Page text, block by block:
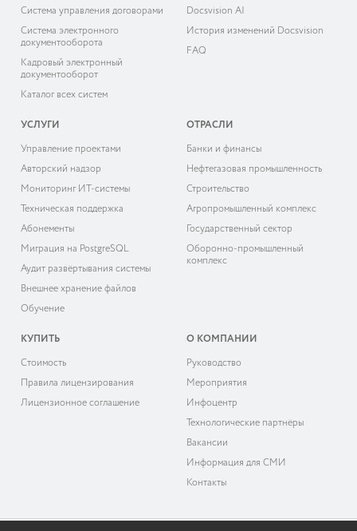
Система управления договорами
Система электронного
документооборота
Кадровый электронный
документооборот
Каталог всех систем
Docsvision AI
История изменений Docsvision
FAQ
УСЛУГИ
Управление проектами
Авторский надзор
Мониторинг ИТ-системы
Техническая поддержка
Абонементы
Миграция на PostgreSQL
Аудит развёртывания системы
Внешнее хранение файлов
Обучение
ОТРАСЛИ
Банки и финансы
Нефтегазовая промышленность
Строительство
Агропромышленный комплекс
Государственный сектор
Оборонно-промышленный
комплекс
КУПИТЬ
Cтоимость
Правила лицензирования
Лицензионное соглашение
О КОМПАНИИ
Руководство
Мероприятия
Инфоцентр
Технологические партнёры
Вакансии
Информация для СМИ
Контакты